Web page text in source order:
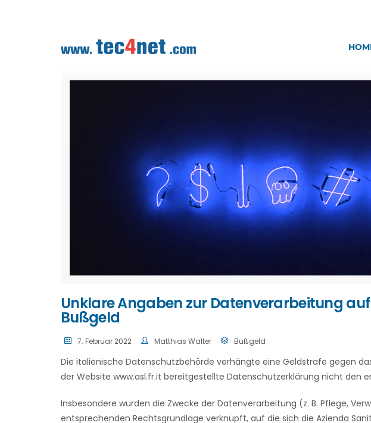
Unklare Angaben zur Datenverarbeitung auf
Bußgeld
7. Februar 2022 Matthias Walter Bußgeld
Die italienische Datenschutzbehörde verhängte eine Geldstrafe gegen
der Website www.asl.fr.it bereitgestellte Datenschutzerklärung nicht den
Insbesondere wurden die Zwecke der Datenverarbeitung (z. B. Pflege,
entsprechenden Rechtsgrundlage verknüpft, auf die sich die Azienda